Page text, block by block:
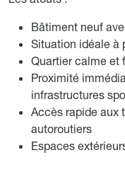
Bâtiment neuf
Situation idéale à
Quartier calme et
Proximité
infrastructures
Accès rapide aux
autoroutiers
Espaces